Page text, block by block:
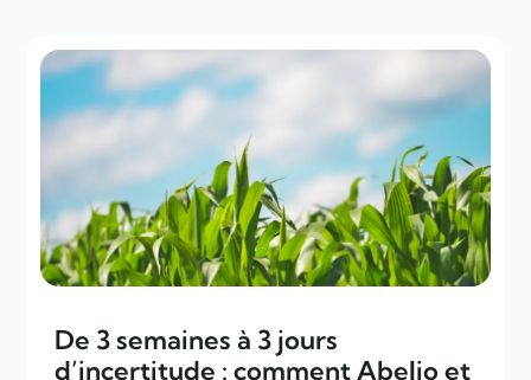
De 3 semaines à 3 jours
d’incertitude : comment Abelio et